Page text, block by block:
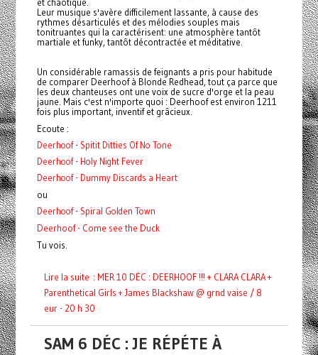
et chaotique.
Leur musique s'avère difficilement lassante, à cause des
rythmes désarticulés et des mélodies souples mais
tonitruantes qui la caractérisent: une atmosphère tantôt
martiale et funky, tantôt décontractée et méditative.
Un considérable ramassis de feignants a pris pour habitude
de comparer Deerhoof à Blonde Redhead, tout ça parce que
les deux chanteuses ont une voix de sucre d'orge et la peau
jaune. Mais c'est n'importe quoi : Deerhoof est environ 1211
fois plus important, inventif et grâcieux.
Ecoute :
Deerhoof - Spitit Ditties Of No Tone
Deerhoof - Holy Night Fever
Deerhoof - Dummy Discards a Heart
ou
Deerhoof - Spiral Golden Town
Deerhoof - Come see the Duck
Tu vois.
Lire la suite : MER 10 DÉC : DEERHOOF !!! + CLARA CLARA +
Parenthetical Girls + James Blackshaw @ grnd vaise / 8
eur - 20 h 30
SAM 6 DÉC : JE RÉPÉTE À